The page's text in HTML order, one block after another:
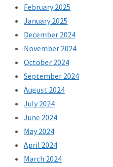
February 2025
January 2025
December 2024
November 2024
October 2024
September 2024
August 2024
July 2024
June 2024
May 2024
April 2024
March 2024